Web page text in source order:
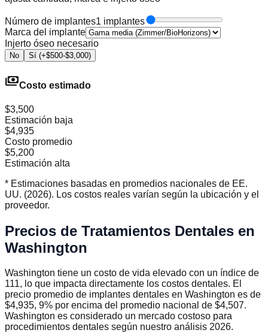
Número de implantes1 implantes
Marca del implante
Injerto óseo necesario
No Sí (+$500-$3,000)
paymentsCosto estimado
$3,500
Estimación baja
$4,935
Costo promedio
$5,200
Estimación alta
* Estimaciones basadas en promedios nacionales de EE.
UU. (2026). Los costos reales varían según la ubicación y el
proveedor.
Precios de Tratamientos Dentales en
Washington
Washington tiene un costo de vida elevado con un índice de
111, lo que impacta directamente los costos dentales. El
precio promedio de implantes dentales en Washington es de
$4,935, 9% por encima del promedio nacional de $4,507.
Washington es considerado un mercado costoso para
procedimientos dentales según nuestro análisis 2026.